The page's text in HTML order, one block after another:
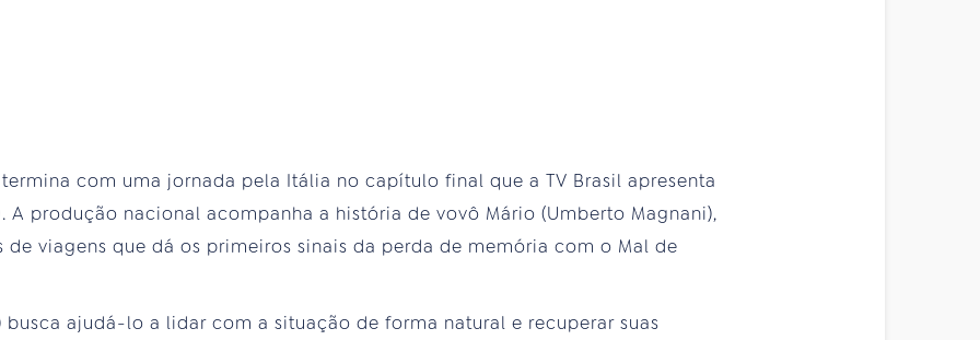
com uma jornada pela Itália no capítulo final que a TV Brasil apresenta
A produção nacional acompanha a história de vovô Mário (Umberto Magnani),
viagens que dá os primeiros sinais da perda de memória com o Mal de
busca ajudá-lo a lidar com a situação de forma natural e recuperar suas